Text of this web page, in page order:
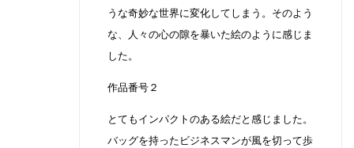
うな奇妙な世界に変化してしまう。そのよう
な、人々の心の隙を暴いた絵のように感じま
した。
作品番号２
とてもインパクトのある絵だと感じました。
バッグを持ったビジネスマンが風を切って歩